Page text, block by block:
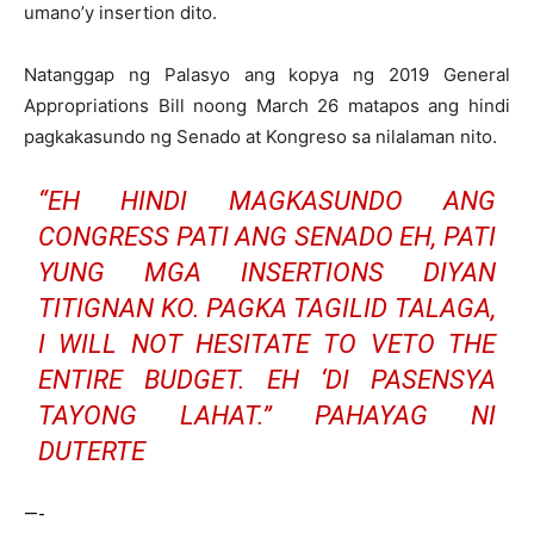
umano’y insertion dito.
Natanggap ng Palasyo ang kopya ng 2019 General
Appropriations Bill noong March 26 matapos ang hindi
pagkakasundo ng Senado at Kongreso sa nilalaman nito.
“EH HINDI MAGKASUNDO ANG
CONGRESS PATI ANG SENADO EH, PATI
YUNG MGA INSERTIONS DIYAN
TITIGNAN KO. PAGKA TAGILID TALAGA,
I WILL NOT HESITATE TO VETO THE
ENTIRE BUDGET. EH ‘DI PASENSYA
TAYONG LAHAT.” PAHAYAG NI
DUTERTE
—-